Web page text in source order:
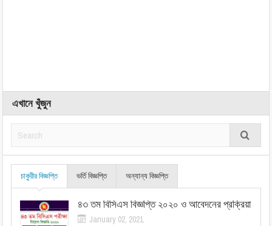
এখানে খুঁজুন
চাকুরীর বিজ্ঞপ্তি ভর্তি বিজ্ঞপ্তি অন্যান্য বিজ্ঞপ্তি
৪৩ তম বিসিএস বিজ্ঞপ্তি ২০২০ ও আবেদনের প্রক্রিয়া
January 02, 2021